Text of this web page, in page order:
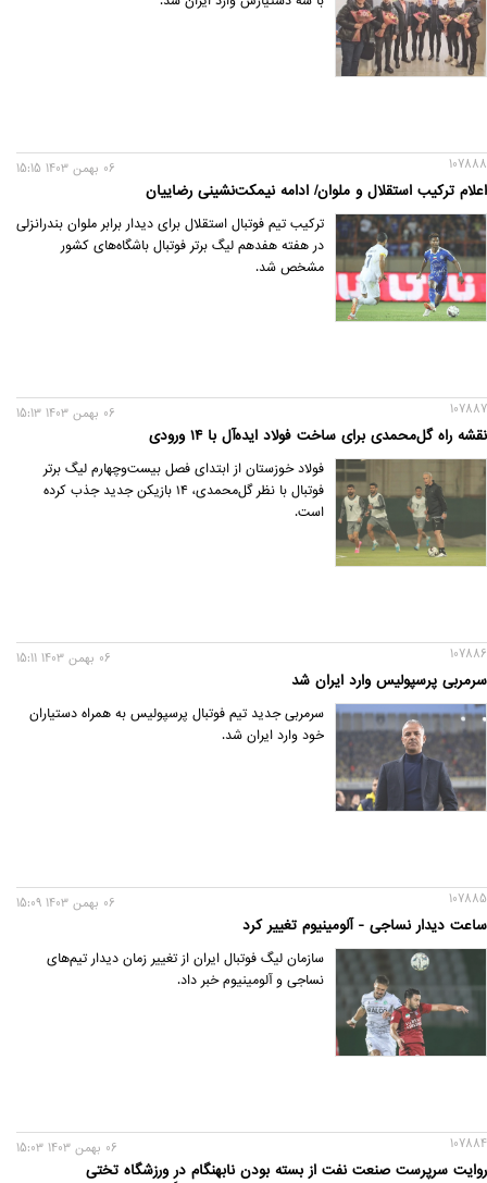
107888
اعلام ترکیب استقلال و ملوان/ ادامه نیمکت‌نشینی رضاییان
06 بهمن 1403 15:15
ترکیب تیم فوتبال استقلال برای دیدار برابر ملوان بندرانزلی
در هفته هفدهم لیگ برتر فوتبال باشگاه‌های کشور
مشخص شد.
107887
نقشه راه گل‌محمدی برای ساخت فولاد ایده‌آل با ۱۴ ورودی
06 بهمن 1403 15:13
فولاد خوزستان از ابتدای فصل بیست‌وچهارم لیگ برتر
فوتبال با نظر گل‌محمدی، ۱۴ بازیکن جدید جذب کرده
است.
107886
سرمربی پرسپولیس وارد ایران شد
06 بهمن 1403 15:11
سرمربی جدید تیم فوتبال پرسپولیس به همراه دستیاران
خود وارد ایران شد.
107885
ساعت دیدار نساجی - آلومینیوم تغییر کرد
06 بهمن 1403 15:09
سازمان لیگ فوتبال ایران از تغییر زمان دیدار تیم‌های
نساجی و آلومینیوم خبر داد.
107884
روایت سرپرست صنعت نفت از بسته بودن نابهنگام درِ ورزشگاه تختی
06 بهمن 1403 15:03